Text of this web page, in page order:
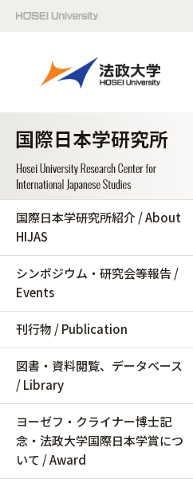
国際日本学研究所紹介 / About
HIJAS
シンポジウム・研究会等報告 /
Events
刊行物 / Publication
図書・資料閲覧、データベース
/ Library
ヨーゼフ・クライナー博士記
念・法政大学国際日本学賞につ
いて / Award